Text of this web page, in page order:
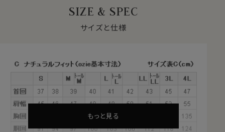
【 ポケット無し 】【 長袖 】
28.6mm以上の原綿）を超長綿 といいます。
超長綿は世界の綿生産量のたった3％しかない希少性の
高いプレミアムコットンです。
その中の1種類がアメリカ南西部が産地のスーピマ綿で
す。
SIZE & SPEC
サイズと仕様
もっと見る